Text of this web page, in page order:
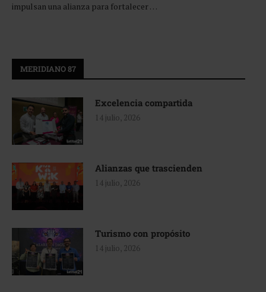
impulsan una alianza para fortalecer …
MERIDIANO 87
Excelencia compartida
14 julio, 2026
Alianzas que trascienden
14 julio, 2026
Turismo con propósito
14 julio, 2026